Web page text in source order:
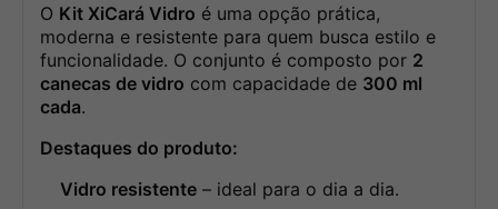
O Kit XiCará Vidro é uma opção prática,
moderna e resistente para quem busca estilo e
funcionalidade. O conjunto é composto por 2
canecas de vidro com capacidade de 300 ml
cada.
Destaques do produto:
Vidro resistente – ideal para o dia a dia.